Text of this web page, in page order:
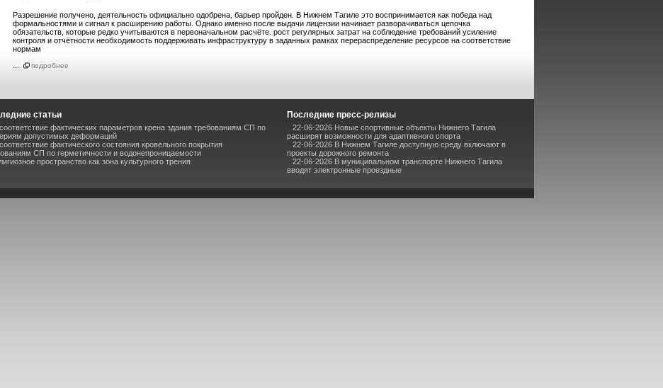
Разрешение получено, деятельность официально одобрена, барьер пройден. В Нижнем Тагиле это воспринимается как победа над
формальностями и сигнал к расширению работы. Однако именно после выдачи лицензии начинает разворачиваться цепочка
обязательств, которые редко учитываются в первоначальном расчёте. рост регулярных затрат на соблюдение требований усиление
контроля и отчётности необходимость поддерживать инфраструктуру в заданных рамках перераспределение ресурсов на соответствие
нормам
подробнее
статьи
фактических параметров крена здания требованиям СП по
допустимых деформаций
фактического состояния кровельного покрытия
СП по герметичности и водонепроницаемости
пространство как зона культурного трения
Последние пресс-релизы
22-06-2026 Новые спортивные объекты Нижнего Тагила
расширят возможности для адаптивного спорта
22-06-2026 В Нижнем Тагиле доступную среду включают в
проекты дорожного ремонта
22-06-2026 В муниципальном транспорте Нижнего Тагила
вводят электронные проездные